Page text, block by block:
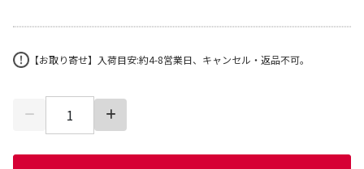
【お取り寄せ】入荷目安:約4-8営業日、キャンセル・返品不可。